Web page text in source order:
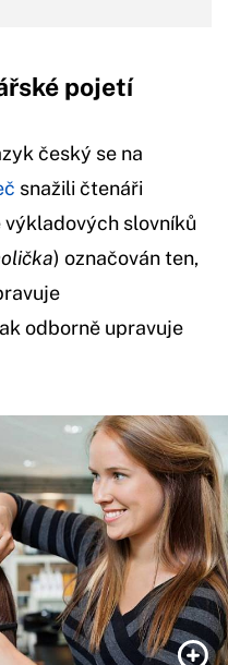
pojetí
český se na
snažili čtenáři
slovníků
) označován ten,
odborně upravuje